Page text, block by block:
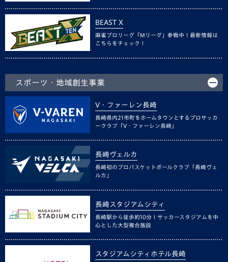
BEAST X
麻雀プロリーグ「Mリーグ」参戦中！最新情報は
こちらをチェック！
スポーツ・地域創生事業
V・ファーレン長崎
長崎県内21市町をホームタウンとするプロサッカ
ークラブ「V・ファーレン長崎」
長崎ヴェルカ
長崎初のプロバスケットボールクラブ「長崎ヴェ
ルカ」
長崎スタジアムシティ
長崎駅から徒歩約10分！サッカースタジアムを中
心とした大型複合施設
スタジアムシティホテル長崎